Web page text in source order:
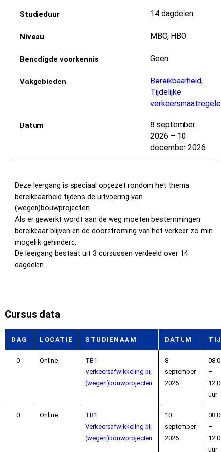
Studieduur 14 dagdelen
Niveau MBO, HBO
Benodigde voorkennis Geen
Vakgebieden Bereikbaarheid,
Tijdelijke
Datum
8 september
2026 – 10
december 2026
Deze leergang is speciaal opgezet rondom het thema
bereikbaarheid tijdens de uitvoering van
(wegen)bouwprojecten.
Als er gewerkt wordt aan de weg moeten bestemmingen
bereikbaar blijven en de doorstroming van het verkeer zo min
mogelijk gehinderd.
De leergang bestaat uit 3 cursussen verdeeld over 14
dagdelen.
Cursus data
DAG LOCATIE STUDIENAAM DATUM
Online
TB1
Verkeersafwikkeling bij
(wegen)bouwprojecten
8
september
2026
–
uur
Online
TB1
Verkeersafwikkeling bij
(wegen)bouwprojecten
10
september
2026
–
uur